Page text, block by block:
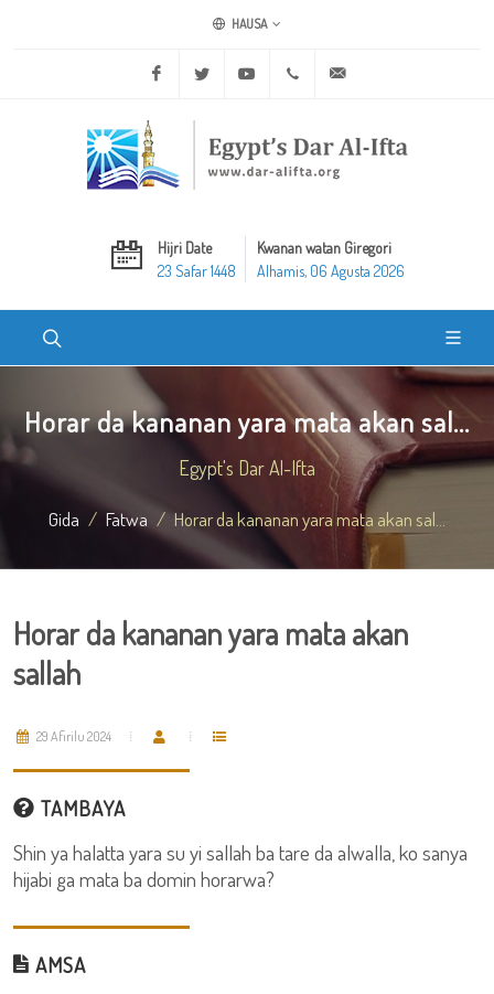
HAUSA
Facebook Twitter Youtube +20 2 25970400
Hijri Date
23 Safar 1448
Kwanan watan Giregori
Alhamis, 06 Agusta 2026
Horar da kananan yara mata akan sal...
Egypt's Dar Al-Ifta
Gida Fatwa Horar da kananan yara mata akan sal...
Horar da kananan yara mata akan
sallah
29 Afirilu 2024
TAMBAYA
Shin ya halatta yara su yi sallah ba tare da alwalla, ko sanya
hijabi ga mata ba domin horarwa?
AMSA